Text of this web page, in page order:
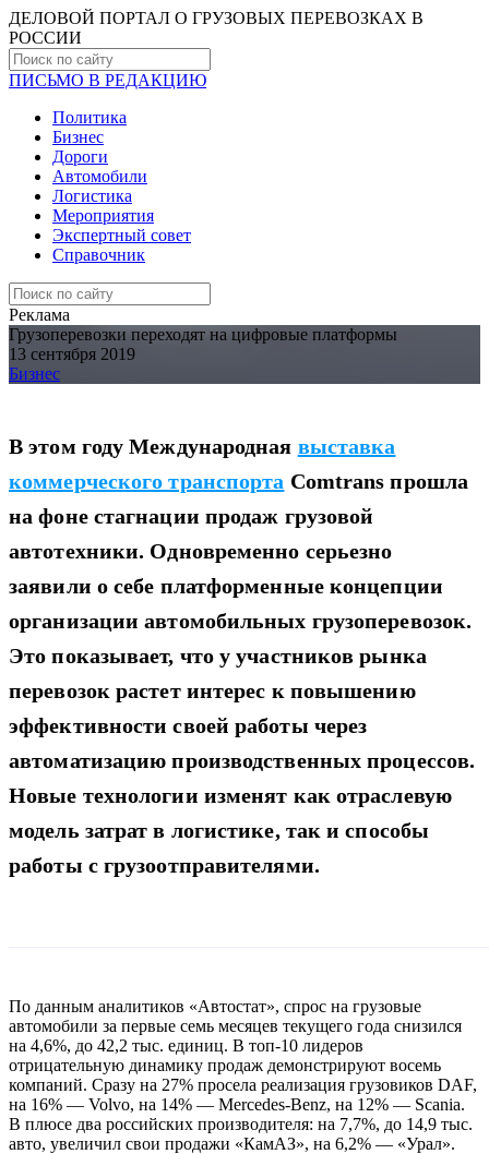
ДЕЛОВОЙ ПОРТАЛ О ГРУЗОВЫХ ПЕРЕВОЗКАХ В
РОCСИИ
ПИСЬМО В РЕДАКЦИЮ
Политика
Бизнес
Дороги
Автомобили
Логистика
Мероприятия
Экспертный совет
Справочник
Реклама
Грузоперевозки переходят на цифровые платформы
13 сентября 2019
Бизнес
В этом году Международная выставка
коммерческого транспорта Comtrans прошла
на фоне стагнации продаж грузовой
автотехники. Одновременно серьезно
заявили о себе платформенные концепции
организации автомобильных грузоперевозок.
Это показывает, что у участников рынка
перевозок растет интерес к повышению
эффективности своей работы через
автоматизацию производственных процессов.
Новые технологии изменят как отраслевую
модель затрат в логистике, так и способы
работы с грузоотправителями.
По данным аналитиков «Автостат», спрос на грузовые
автомобили за первые семь месяцев текущего года снизился
на 4,6%, до 42,2 тыс. единиц. В топ-10 лидеров
отрицательную динамику продаж демонстрируют восемь
компаний. Сразу на 27% просела реализация грузовиков DAF,
на 16% — Volvo, на 14% — Mercedes-Benz, на 12% — Scania.
В плюсе два российских производителя: на 7,7%, до 14,9 тыс.
авто, увеличил свои продажи «КамАЗ», на 6,2% — «Урал».